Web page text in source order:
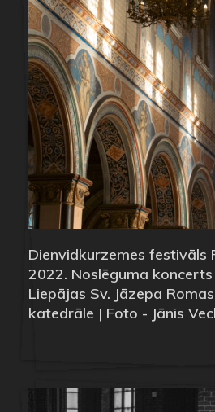
Dienvidkurzemes festivāls
2022. Noslēguma
Liepājas Sv. Jāzepa
katedrāle | Foto - Jānis